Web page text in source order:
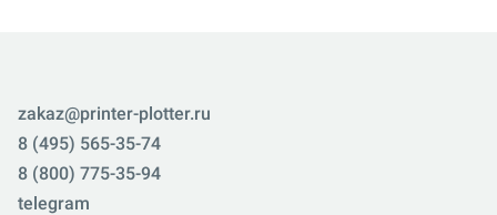
zakaz@printer-plotter.ru
8 (495) 565-35-74
8 (800) 775-35-94
telegram